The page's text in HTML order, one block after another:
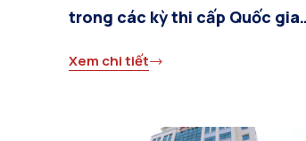
trong các kỳ thi cấp Quốc gia,
Xem chi tiết